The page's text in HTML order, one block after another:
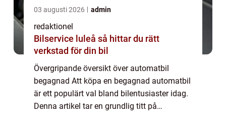
03 augusti 2026 admin
redaktionel
Bilservice luleå så hittar du rätt
verkstad för din bil
Övergripande översikt över automatbil
begagnad Att köpa en begagnad automatbil
är ett populärt val bland bilentusiaster idag.
Denna artikel tar en grundlig titt på